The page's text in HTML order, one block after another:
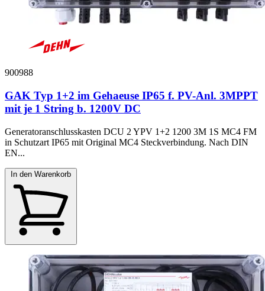
900988
GAK Typ 1+2 im Gehaeuse IP65 f. PV-Anl. 3MPPT
mit je 1 String b. 1200V DC
Generatoranschlusskasten DCU 2 YPV 1+2 1200 3M 1S MC4 FM
in Schutzart IP65 mit Original MC4 Steckverbindung. Nach DIN
EN...
In den Warenkorb